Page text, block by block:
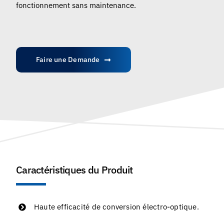
fonctionnement sans maintenance.
Faire une Demande
Caractéristiques du Produit
Haute efficacité de conversion électro-optique.